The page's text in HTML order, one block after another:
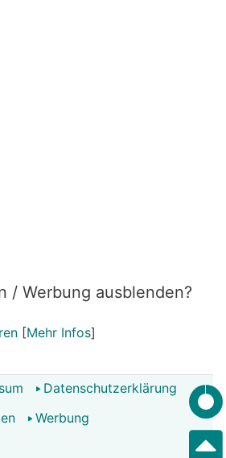
/ Werbung ausblenden?
[Mehr Infos]
Datenschutzerklärung
Werbung